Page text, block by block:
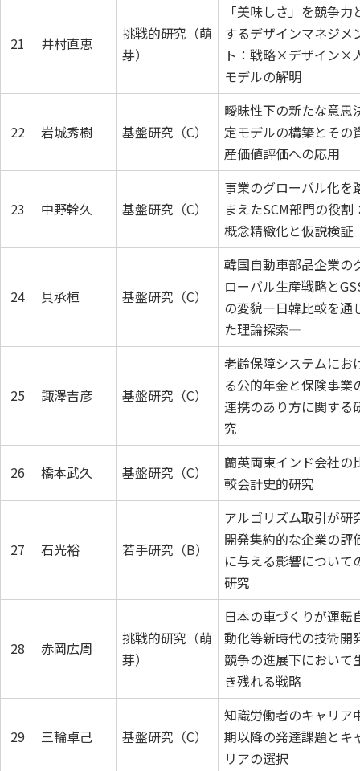
21 井村直恵
挑戦的研究（萌
芽）
「美味しさ」を競争力
するデザインマネジメ
ト：戦略×デザイン×
モデルの解明
22 岩城秀樹 基盤研究（C）
曖昧性下の新たな意思
定モデルの構築とその
産価値評価への応用
23 中野幹久 基盤研究（C）
事業のグローバル化を
まえたSCM部門の役割
概念精緻化と仮説検証
24 具承桓 基盤研究（C）
韓国自動車部品企業の
ローバル生産戦略と
の変貌―日韓比較を通
た理論探索―
25 諏澤吉彦 基盤研究（C）
老齢保障システムにお
る公的年金と保険事業
連携のあり方に関する
究
26 橋本武久 基盤研究（C）
蘭英両東インド会社の
較会計史的研究
27 石光裕 若手研究（B）
アルゴリズム取引が研
開発集約的な企業の評
に与える影響について
研究
28 赤岡広周
挑戦的研究（萌
芽）
日本の車づくりが運転
動化等新時代の技術開
競争の進展下において
き残れる戦略
29 三輪卓己 基盤研究（C）
知識労働者のキャリア
期以降の発達課題とキ
リアの選択